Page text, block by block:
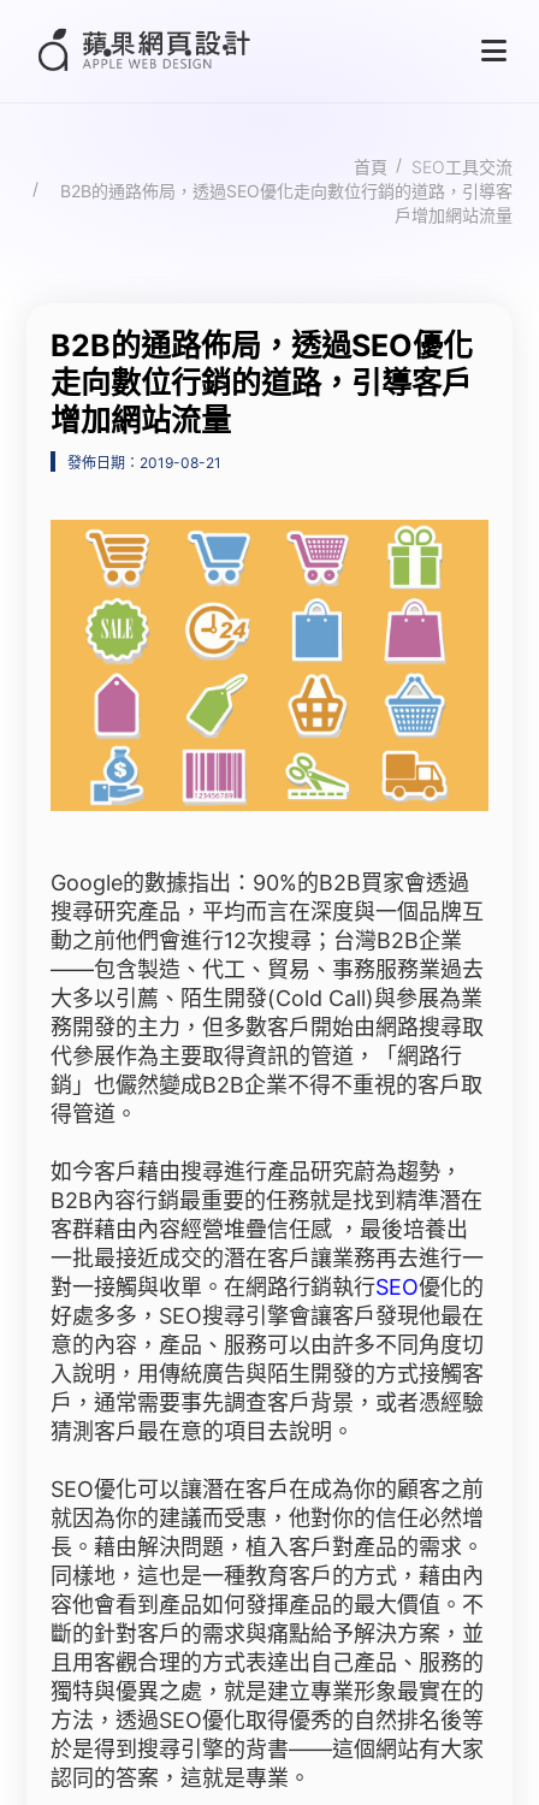
首頁
SEO工具交流
B2B的通路佈局，透過SEO優化走向數位行銷的道路，引導客
戶增加網站流量
B2B的通路佈局，透過SEO優化
走向數位行銷的道路，引導客戶
增加網站流量
發佈日期：2019-08-21
Google的數據指出：90%的B2B買家會透過
搜尋研究產品，平均而言在深度與一個品牌互
動之前他們會進行12次搜尋；台灣B2B企業
——包含製造、代工、貿易、事務服務業過去
大多以引薦、陌生開發(Cold Call)與參展為業
務開發的主力，但多數客戶開始由網路搜尋取
代參展作為主要取得資訊的管道，「網路行
銷」也儼然變成B2B企業不得不重視的客戶取
得管道。
如今客戶藉由搜尋進行產品研究蔚為趨勢，
B2B內容行銷最重要的任務就是找到精準潛在
客群藉由內容經營堆疊信任感 ，最後培養出
一批最接近成交的潛在客戶讓業務再去進行一
對一接觸與收單。在網路行銷執行SEO優化的
好處多多，SEO搜尋引擎會讓客戶發現他最在
意的內容，產品、服務可以由許多不同角度切
入說明，用傳統廣告與陌生開發的方式接觸客
戶，通常需要事先調查客戶背景，或者憑經驗
猜測客戶最在意的項目去說明。
SEO優化可以讓潛在客戶在成為你的顧客之前
就因為你的建議而受惠，他對你的信任必然增
長。藉由解決問題，植入客戶對產品的需求。
同樣地，這也是一種教育客戶的方式，藉由內
容他會看到產品如何發揮產品的最大價值。不
斷的針對客戶的需求與痛點給予解決方案，並
且用客觀合理的方式表達出自己產品、服務的
獨特與優異之處，就是建立專業形象最實在的
方法，透過SEO優化取得優秀的自然排名後等
於是得到搜尋引擎的背書——這個網站有大家
認同的答案，這就是專業。